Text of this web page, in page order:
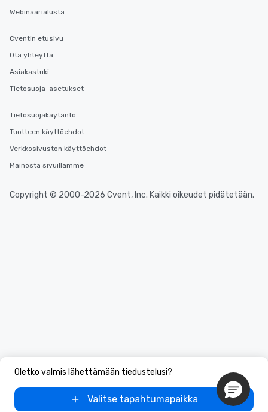
high standards to ensure they will
from Day to Night With any corporate
group experience, booking flexibility is
after work, we can coordinate with
needs. Go for as Long or as Short as
You Like Along with flexible
Tours also provides a range of tour
durations. Our shortest tour is about
hours, with optional add-ons and
Oletko valmis lähettämään tiedustelusi?
Valitse tapahtumapaikka
Webinaarialusta
Cventin etusivu
Ota yhteyttä
Asiakastuki
Tietosuoja-asetukset
Tietosuojakäytäntö
Tuotteen käyttöehdot
Verkkosivuston käyttöehdot
Mainosta sivuillamme
Copyright © 2000-2026 Cvent, Inc. Kaikki oikeudet pidätetään.